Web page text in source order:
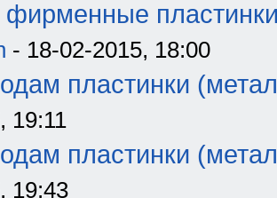
- 18-02-2015, 18:00
пластинки
19:11
пластинки
19:43